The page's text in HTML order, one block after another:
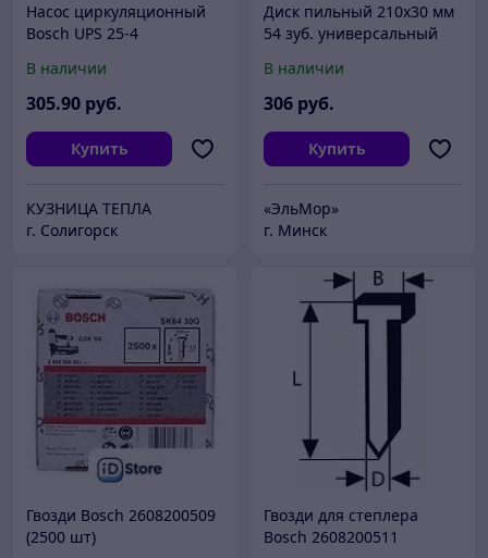
Насос циркуляционный
Bosch UPS 25-4
В наличии
305.90 руб.
Купить
КУЗНИЦА ТЕПЛА
г. Солигорск
Диск пильный 210х30 мм
54 зуб. универсальный
В наличии
306 руб.
Купить
«ЭльМор»
г. Минск
Гвозди Bosch 2608200509
(2500 шт)
Гвозди для степлера
Bosch 2608200511